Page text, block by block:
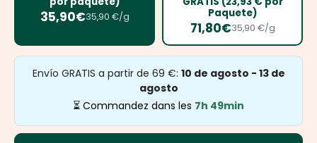
35,90€35,90 €/g
Paquete)
71,80€35,90 €/g
Envío GRATIS a partir de 69 €: 10 de agosto - 13 de
agosto
⏳ Commandez dans les 7h 49min